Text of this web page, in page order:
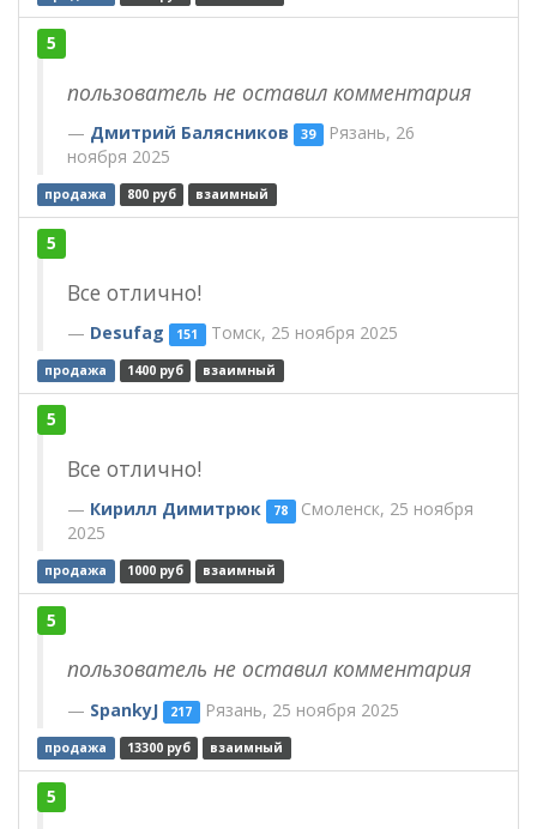
5
пользователь не оставил комментария
Дмитрий Балясников 39 Рязань, 26
ноября 2025
продажа 800 руб взаимный
5
Все отлично!
Desufag 151 Томск, 25 ноября 2025
продажа 1400 руб взаимный
5
Все отлично!
Кирилл Димитрюк 78 Смоленск, 25 ноября
2025
продажа 1000 руб взаимный
5
пользователь не оставил комментария
SpankyJ 217 Рязань, 25 ноября 2025
продажа 13300 руб взаимный
5